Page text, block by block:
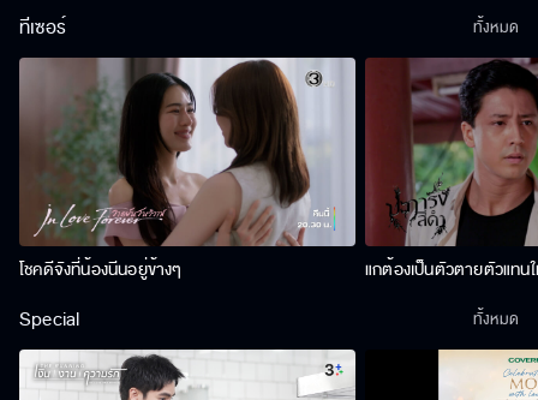
ทีเซอร์
โชคดีจังที่น้องนีนอยู่ข้างๆ แกต้องเป็นตัวตายตัวแทน
ทั้งหมด
Special ทั้งหมด